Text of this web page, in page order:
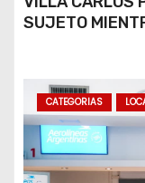
SUJETO
CATEGORIAS